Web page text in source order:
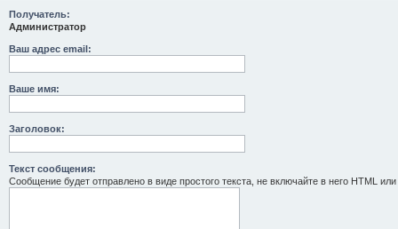
Получатель:
Администратор
Ваш адрес email:
Ваше имя:
Заголовок:
Текст сообщения:
Сообщение будет отправлено в виде простого текста, не включайте в него HTML